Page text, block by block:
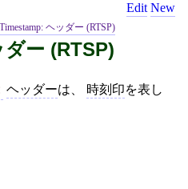
Edit New
Timestamp: ヘッダー (RTSP)
ー (RTSP)
ヘッダーは、 時刻印を表し